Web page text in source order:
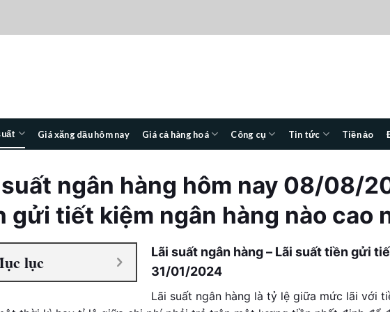
Giá xăng dầu hôm nay Giá cả hàng hoá Công cụ Tin tức Tiền ảo
ngân hàng hôm nay 08/08/
gửi tiết kiệm ngân hàng nào cao
lục
Lãi suất ngân hàng – Lãi suất tiền gửi
31/01/2024
Lãi suất ngân hàng là tỷ lệ giữa mức lãi với